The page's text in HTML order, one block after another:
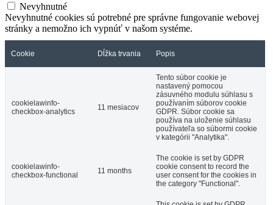
Nevyhnutné
Nevyhnutné cookies sú potrebné pre správne fungovanie webovej
stránky a nemožno ich vypnúť v našom systéme.
Cookie Dĺžka trvania Popis
cookielawinfo-
checkbox-analytics
11 mesiacov
Tento súbor cookie je
nastavený pomocou
zásuvného modulu súhlasu s
používaním súborov cookie
GDPR. Súbor cookie sa
používa na uloženie súhlasu
používateľa so súbormi cookie
v kategórii "Analytika".
cookielawinfo-
checkbox-functional
11 months
The cookie is set by GDPR
cookie consent to record the
user consent for the cookies in
the category "Functional".